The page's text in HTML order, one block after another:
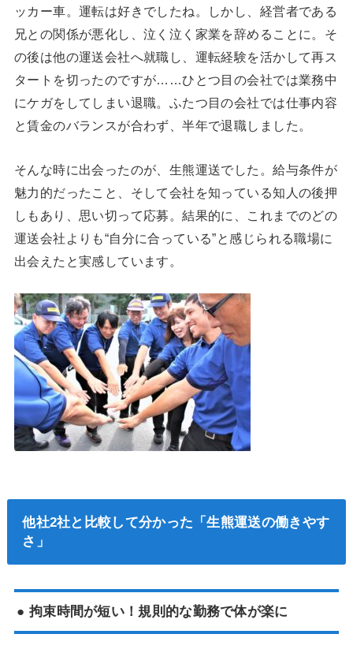
ッカー車。運転は好きでしたね。しかし、経営者である
兄との関係が悪化し、泣く泣く家業を辞めることに。そ
の後は他の運送会社へ就職し、運転経験を活かして再ス
タートを切ったのですが……ひとつ目の会社では業務中
にケガをしてしまい退職。ふたつ目の会社では仕事内容
と賃金のバランスが合わず、半年で退職しました。
そんな時に出会ったのが、生熊運送でした。給与条件が
魅力的だったこと、そして会社を知っている知人の後押
しもあり、思い切って応募。結果的に、これまでのどの
運送会社よりも“自分に合っている”と感じられる職場に
出会えたと実感しています。
他社2社と比較して分かった「生熊運送の働きやす
さ」
● 拘束時間が短い！規則的な勤務で体が楽に